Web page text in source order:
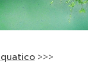
>>>